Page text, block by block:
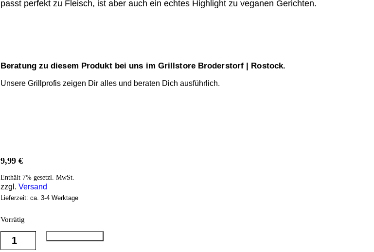
passt perfekt zu Fleisch, ist aber auch ein echtes Highlight zu veganen Gerichten.
Beratung zu diesem Produkt bei uns im Grillstore Broderstorf | Rostock.
Unsere Grillprofis zeigen Dir alles und beraten Dich ausführlich.
9,99 €
Enthält 7% gesetzl. MwSt.
zzgl. Versand
Lieferzeit: ca. 3-4 Werktage
Vorrätig